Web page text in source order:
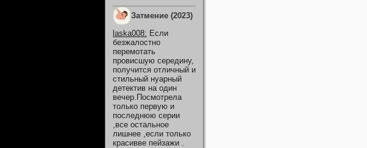
Затмение (2023)
laska008: Если
безжалостно
перемотать
провисшую середину,
получится отличный и
стильный нуарный
детектив на один
вечер.Посмотрела
только первую и
последнюю серии
,все остальное
лишнее ,если только
красивве пейзажи .